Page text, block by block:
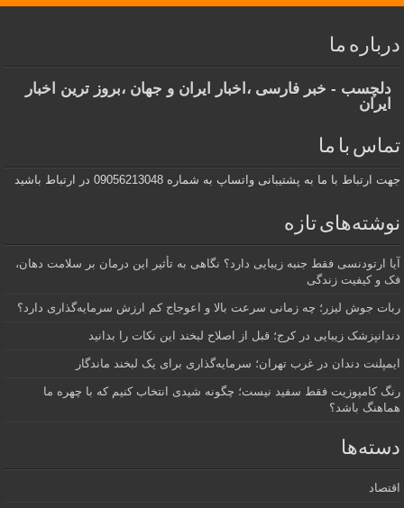
درباره ما
دلچسب - خبر فارسی ،اخبار ایران و جهان ،بروز ترین اخبار
ایران
تماس با ما
جهت ارتباط با ما به پشتیبانی واتساپ به شماره 09056213048 در ارتباط باشید
نوشته‌های تازه
آیا ارتودنسی فقط جنبه زیبایی دارد؟ نگاهی به تأثیر این درمان بر سلامت دهان،
فک و کیفیت زندگی
ربات جوش لیزر؛ چه زمانی سرعت بالا و اعوجاج کم ارزش سرمایه‌گذاری دارد؟
دندانپزشک زیبایی در کرج؛ قبل از اصلاح لبخند این نکات را بدانید
ایمپلنت دندان در غرب تهران؛ سرمایه‌گذاری برای یک لبخند ماندگار
رنگ کامپوزیت فقط سفید نیست؛ چگونه شیدی انتخاب کنیم که با چهره ما
هماهنگ باشد؟
دسته‌ها
اقتصاد